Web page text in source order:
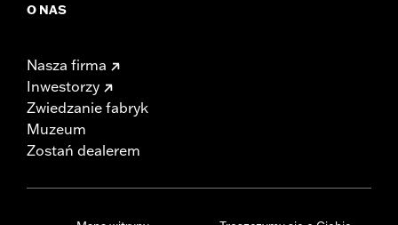
O NAS
Nasza firma
Inwestorzy
Zwiedzanie fabryk
Muzeum
Zostań dealerem